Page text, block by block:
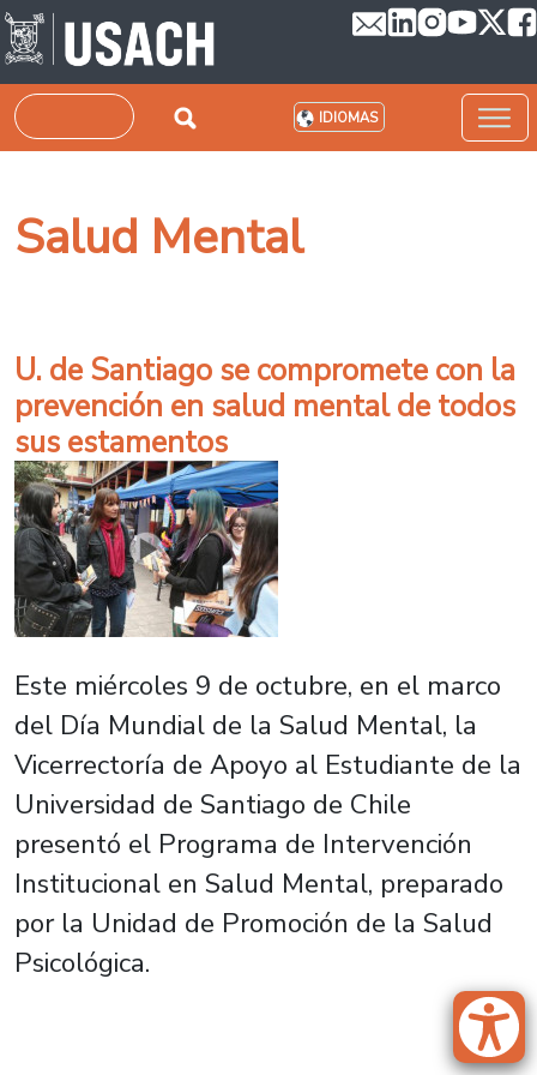
Pasar al contenido principal
Buscar IDIOMAS
Salud Mental
U. de Santiago se compromete con la
prevención en salud mental de todos
sus estamentos
Este miércoles 9 de octubre, en el marco
del Día Mundial de la Salud Mental, la
Vicerrectoría de Apoyo al Estudiante de la
Universidad de Santiago de Chile
presentó el Programa de Intervención
Institucional en Salud Mental, preparado
por la Unidad de Promoción de la Salud
Psicológica.